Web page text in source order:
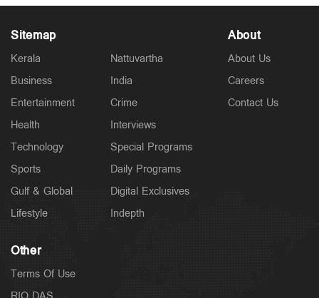
Politics
പ്രധാനമന്ത്രിയുടെ വിദേശയാത്രകൾക്ക് 2021 മുതൽ
ചെലവായത് 557 കോടി രൂപ; കണക്കുകൾ
രാജ്യസഭയിൽ
6 hours ago
Sitemap
Kerala
Business
Entertainment
Health
Technology
Sports
Gulf & Global
Lifestyle
Nattuvartha
India
Crime
Interviews
Special Programs
Daily Programs
Digital Exclusives
Indepth
About
About Us
Careers
Contact Us
Other
Terms Of Use